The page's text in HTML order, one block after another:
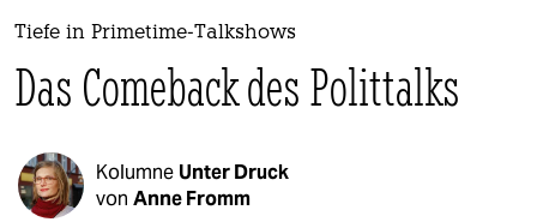
themen
politik
öko
gesellschaft
Tiefe in Primetime-Talkshows
Das Comeback des Polittalks
Kolumne Unter Druck
von Anne Fromm